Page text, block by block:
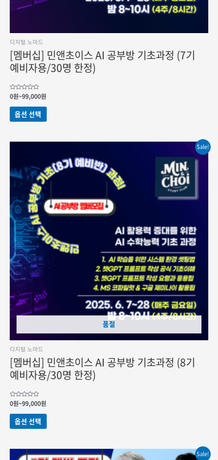
디지털 노마드
[멤버십] 민앤초이스 AI 공부방 기초과정 (7기
예비자용/30명 한정)
5
중에서
0
로
평가됨
0원~99,000원
~99,000원
옵션 선택
여러
상품
페이지에서
옵션을
선택할
수
있습니다.
Sale!
품절
디지털 노마드
[멤버십] 민앤초이스 AI 공부방 기초과정 (8기
예비자용/30명 한정)
5
중에서
0
로
평가됨
0원~99,000원
~99,000원
옵션 선택
여러
있습니다.
Sale!